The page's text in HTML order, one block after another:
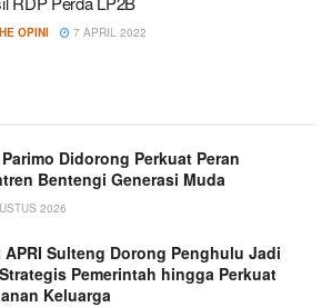
OPINI 7 APRIL 2022
Parimo Didorong Perkuat Peran
Bentengi Generasi Muda
2026
APRI Sulteng Dorong Penghulu Jadi
Pemerintah hingga Perkuat
Keluarga